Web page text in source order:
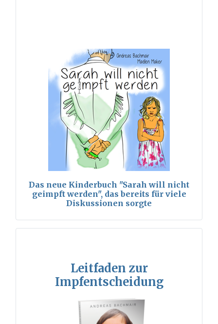
Das neue Kinderbuch "Sarah will nicht
geimpft werden", das bereits für viele
Diskussionen sorgte
Leitfaden zur
Impfentscheidung